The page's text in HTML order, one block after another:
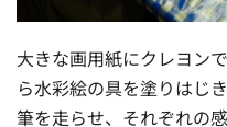
大きな画用紙にクレヨン
ら水彩絵の具を塗りはじ
筆を走らせ、それぞれの